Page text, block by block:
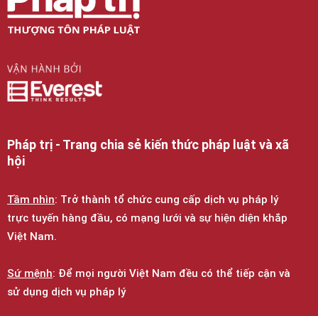
Pháp trị - Trang chia sẻ kiến thức pháp luật và xã
hội
Tầm nhìn: Trở thành tổ chức cung cấp dịch vụ pháp lý
trực tuyến hàng đầu, có mạng lưới và sự hiện diện khắp
Việt Nam.
Sứ mệnh: Để mọi người Việt Nam đều có thể tiếp cận và
sử dụng dịch vụ pháp lý